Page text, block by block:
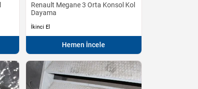
Renault Megane 3 Orta Konsol Kol
Dayama
İkinci El
Hemen İncele